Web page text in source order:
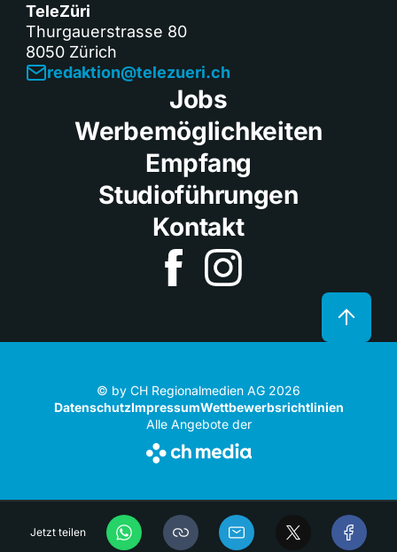
Jetzt teilen
TeleZüri
Thurgauerstrasse 80
8050 Zürich
redaktion@telezueri.ch
Jobs
Werbemöglichkeiten
Empfang
Studioführungen
Kontakt
© by CH Regionalmedien AG 2026
DatenschutzImpressumWettbewerbsrichtlinien
Alle Angebote der